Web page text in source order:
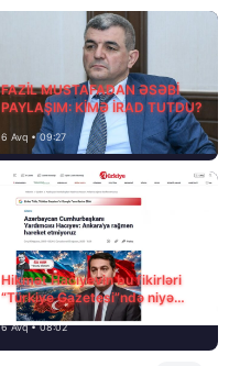
FAZİL MUSTAFADAN ƏSƏBİ
PAYLAŞIM: KİMƏ İRAD TUTDU?
6 Avq • 09:27
Hikmət Hacıyevin bu fikirləri
“Türkiye Gazetesi”ndə niyə
təhrif edilib?
6 Avq • 08:02